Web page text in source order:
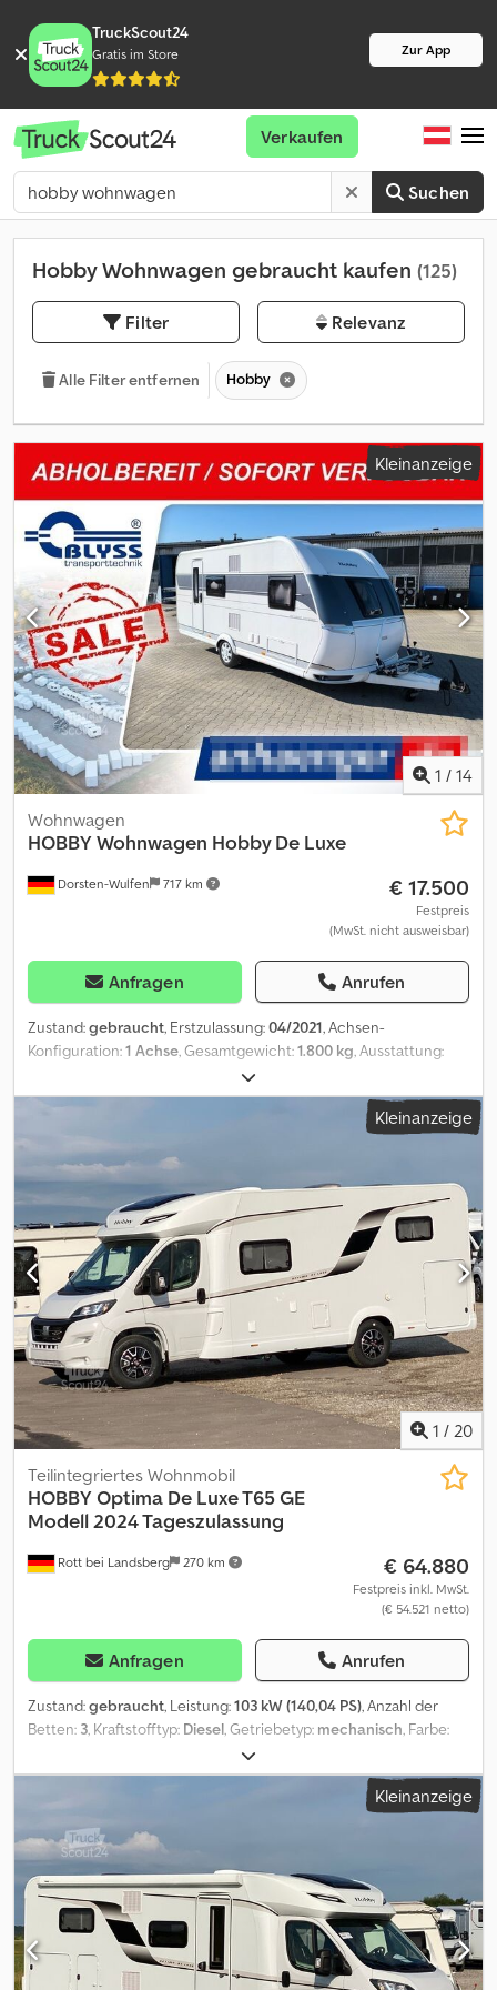
TruckScout24
Gratis im Store Zur App
Suchen
Verkaufen
Hobby Wohnwagen gebraucht kaufen (125)
Filter Relevanz
Alle Filter entfernen Hobby
Kleinanzeige
1 / 14
Dorsten-Wulfen 717 km
Wohnwagen
HOBBYWohnwagen Hobby De Luxe
€ 17.500
Festpreis
(MwSt. nicht ausweisbar)
Anfragen Anrufen
Zustand:gebraucht, Erstzulassung:04/2021, Achsen-
Konfiguration:1 Achse, Gesamtgewicht:1.800 kg, Ausstattung:
, Hobby De Luxe 490 KMF Technische Daten:
Djdozd Nlzjpfx Acieck * Fahrzeugzustand: Gebrauchtfahrzeug,
Beschädigt * Kategorie: Wohnwagen * Fahrzeugnummer: 6003 *
07/2025 * Farbe: Weiß * Achsen: 1 * Länge: 6.885 mm * Breite:
2.300 mm * Höhe: 2.638 mm * Gewicht: 1.299 kg Finanzierung
möglich! Das Fahrzeug/Objekt weist einen, bezogen auf das Alter
und die Nutzung, üblichen Gesamtzustand auf. Unfallschaden,
Funktionsüberprüfung der Anbauteile nicht durchgeführt,
Bastlerfahrzeug ohne Garantie & Gewährleistung. Der Verkauf
unterliegt der Differenzbesteuerung gem. § 25a UStG
(Gebrauchtgegenstände/Sonderreglung). Ein gesonderter
Ausweis der Umsatzsteuer für gebrauchte und
wiederaufbereitete Gegenstände ist nicht zulässig. Abbildungen
müssen nicht der Standard-Ausstattung entsprechen,
technische Änderungen (z.B. Reifengrößen) vorbehalten.
Kleinanzeige
1 / 20
Rott bei Landsberg 270 km
Teilintegriertes Wohnmobil
HOBBYOptima De Luxe T65 GE
Modell 2024 Tageszulassung
€ 64.880
Festpreis inkl. MwSt.
(€ 54.521 netto)
Anfragen Anrufen
Zustand:gebraucht, Leistung:103 kW (140,04 PS), Anzahl der
Betten: 3 , Kraftstofftyp: Diesel , Getriebetyp: mechanisch , Farbe:
, Gesamtlänge:
Gesamtbreite:2.330 mm, Gesamthöhe:2.890 mm, Achsen-
, Gesamtgewicht:
Stabilitätsprogramm (ESP), Gebrauchtwagengarantie,
Klimaanlage, Navigationssystem, Rußfilter, Standheizung,
Toilette, Zentralverriegelung, Tageszulassung 20.02.2026
unbenutzt Motorisierung * FIAT Ducato 2,2 l - 140 Multijet, Euro
6d-FINAL, 184 ccm * 103 kW / 140 PS, mit Start- / Stopp-
Technologie und ECO-Pack Chassis * FIAT Tiefrahmen-Chassis
Light, 3.500 kg Felgen * Leichtmetallfelgen 16", Original FIAT
Kleinanzeige